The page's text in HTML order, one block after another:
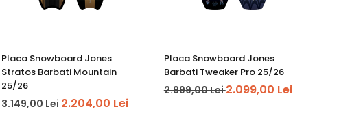
Placa Snowboard Jones
Stratos Barbati Mountain
25/26
3.149,00 Lei2.204,00 Lei
Placa Snowboard Jones
Barbati Tweaker Pro 25/26
2.999,00 Lei2.099,00 Lei